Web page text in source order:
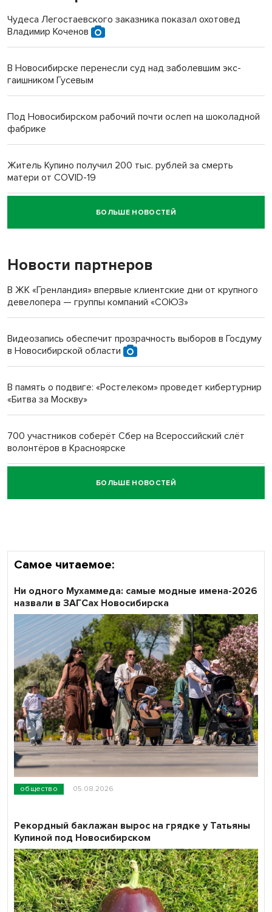
Чудеса Легостаевского заказника показал охотовед
Владимир Коченов
В Новосибирске перенесли суд над заболевшим экс-
гаишником Гусевым
Под Новосибирском рабочий почти ослеп на шоколадной
фабрике
Житель Купино получил 200 тыс. рублей за смерть
матери от COVID-19
Новосибирский суд наказал водителя за смерть
пенсионерки на вокзале
«Мы живём на пастбище!»: в новосибирском селе лошади
терроризируют жителей
Новосибирский преподаватель с женой вошли в топ-16
БОЛЬШЕ НОВОСТЕЙ
Новости партнеров
В ЖК «Гренландия» впервые клиентские дни от крупного
девелопера — группы компаний «СОЮЗ»
Видеозапись обеспечит прозрачность выборов в Госдуму
в Новосибирской области
В память о подвиге: «Ростелеком» проведет кибертурнир
«Битва за Москву»
700 участников соберёт Сбер на Всероссийский слёт
волонтёров в Красноярске
Честный выбор: видеонаблюдение обеспечит
объективность результатов ЕДГ в Новосибирской
БОЛЬШЕ НОВОСТЕЙ
Самое читаемое:
общество 05.08.2026
Ни одного Мухаммеда: самые модные имена-2026
назвали в ЗАГСах Новосибирска
Рекордный баклажан вырос на грядке у Татьяны
Купиной под Новосибирском